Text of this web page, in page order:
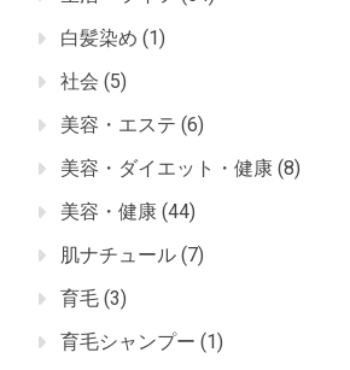
白髪染め (1)
社会 (5)
美容・エステ (6)
美容・ダイエット・健康 (8)
美容・健康 (44)
肌ナチュール (7)
育毛 (3)
育毛シャンプー (1)